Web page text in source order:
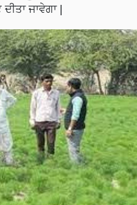
ਜਾਵੇਗਾ |